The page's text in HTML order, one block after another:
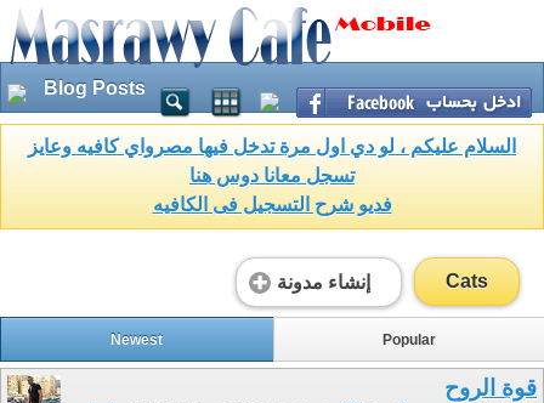
Blog Posts
السلام عليكم ، لو دي اول مرة تدخل فيها مصرواي كافيه وعايز
تسجل معانا دوس هنا
فديو شرح التسجيل فى الكافيه
إنشاء مدونة Cats
Newest Popular
قوة الروح